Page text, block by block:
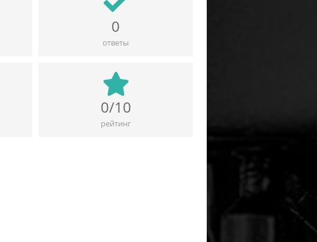
0
ответы
0/10
рейтинг